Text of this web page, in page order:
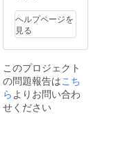
ヘルプページを
見る
このプロジェクト
の問題報告はこち
ら よりお問い合わ
せください